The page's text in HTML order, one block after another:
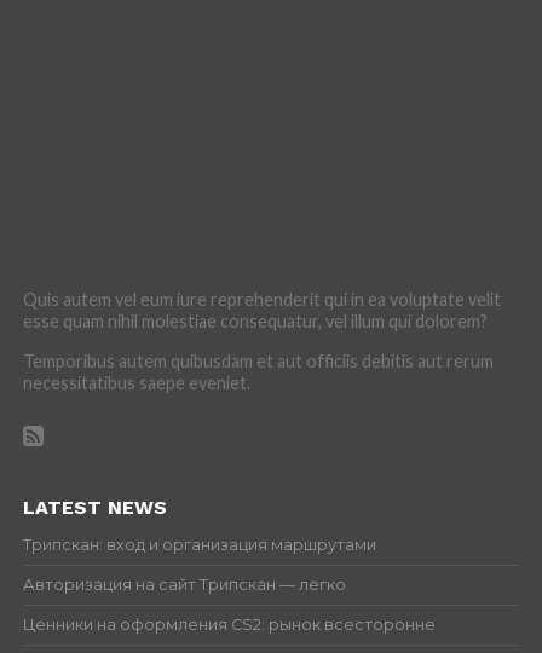
Quis autem vel eum iure reprehenderit qui in ea voluptate velit
esse quam nihil molestiae consequatur, vel illum qui dolorem?
Temporibus autem quibusdam et aut officiis debitis aut rerum
necessitatibus saepe eveniet.
LATEST NEWS
Трипскан: вход и организация маршрутами
Авторизация на сайт Трипскан — легко
Ценники на оформления CS2: рынок всесторонне